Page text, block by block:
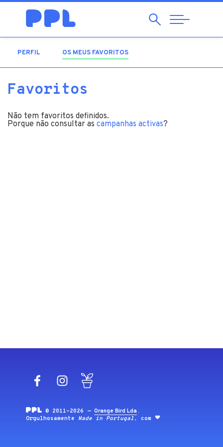
Pesquisar
Abrir
Navegação
PERFIL OS MEUS FAVORITOS
Favoritos
Não tem favoritos definidos.
Porque não consultar as campanhas activas?
FacebookInstagram
© 2011-2026 —Orange Bird Lda .
Orgulhosamente Made in Portugal , com